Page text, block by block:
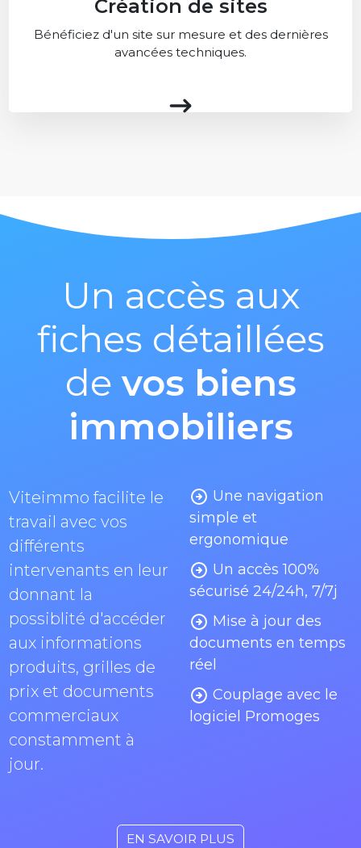
Création de sites
Bénéficiez d'un site sur mesure et des dernières
avancées techniques.
Un accès aux
fiches détaillées
de vos biens
immobiliers
Viteimmo facilite le
travail avec vos
différents
intervenants en leur
donnant la
possiblité d'accéder
aux informations
produits, grilles de
prix et documents
commerciaux
constamment à
jour.
Une navigation
simple et
ergonomique
Un accès 100%
sécurisé 24/24h, 7/7j
Mise à jour des
documents en temps
réel
Couplage avec le
logiciel Promoges
EN SAVOIR PLUS